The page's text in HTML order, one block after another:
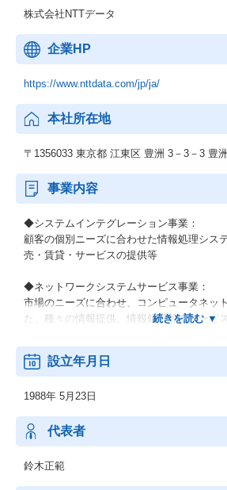
株式会社NTTデータ
企業HP
https://www.nttdata.com/jp/ja/
本社所在地
〒1356033 東京都 江東区 豊洲 3－3－3 豊
事業内容
◆システムインテグレーション事業：
顧客の個別ニーズに合わせた情報処理シス
売・賃貸・サービスの提供等
◆ネットワークシステムサービス事業：
市場のニーズに合わせ、コンピュータネッ
た、種々の情報提供、情報処理等のサービ
◆その他の事業：
顧客の経営上の問題点に係わる調査・分析
設立年月日
1988年 5月23日
代表者
鈴木正範